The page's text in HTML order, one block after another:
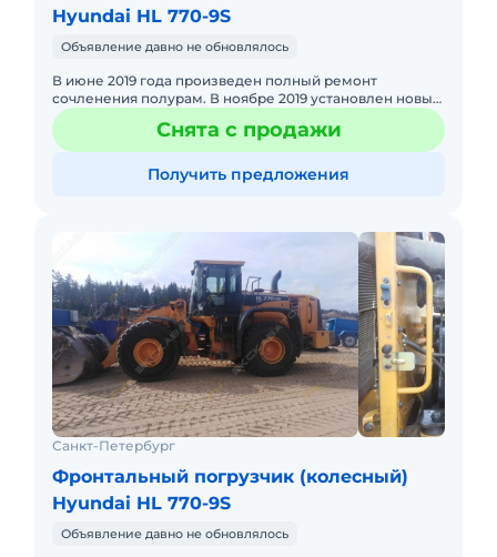
Hyundai HL 770-9S
Объявление давно не обновлялось
В июне 2019 года произведен полный ремонт
сочленения полурам. В ноябре 2019 установлен новый
ТНВД.
Снята с продажи
Получить предложения
Санкт-Петербург
Фронтальный погрузчик (колесный)
Hyundai HL 770-9S
Объявление давно не обновлялось